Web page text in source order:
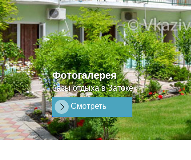
Фотогалерея
базы отдыха в Затоке
Смотреть